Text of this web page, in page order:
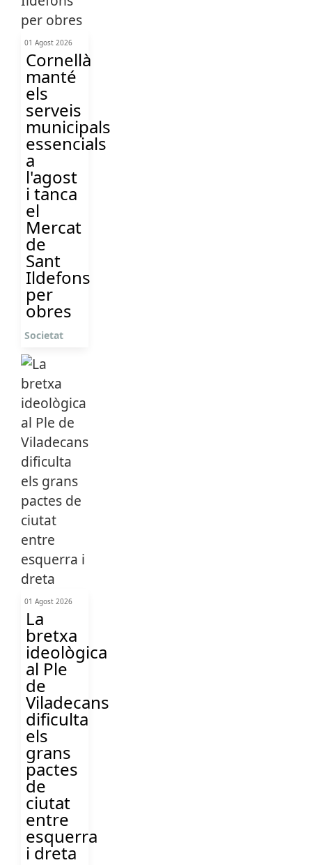
01 Agost 2026
Cornellà
manté
els
serveis
municipals
essencials
a
l'agost
i tanca
el
Mercat
de
Sant
Ildefons
per
obres
Societat
01 Agost 2026
La
bretxa
ideològica
al Ple
de
Viladecans
dificulta
els
grans
pactes
de
ciutat
entre
esquerra
i dreta